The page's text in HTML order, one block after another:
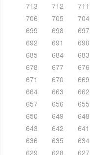
713
712 711
706
705 704
699
698 697
692
691 690
685
684 683
678
677 676
671
670 669
664
663 662
657
656 655
650
649 648
643
642 641
636
635 634
629
628 627